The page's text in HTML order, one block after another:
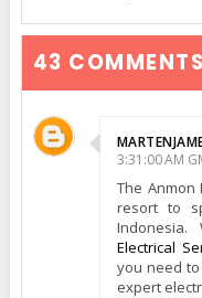
43
3:31:00 AM
The
resort to
Electrical
you need
expert